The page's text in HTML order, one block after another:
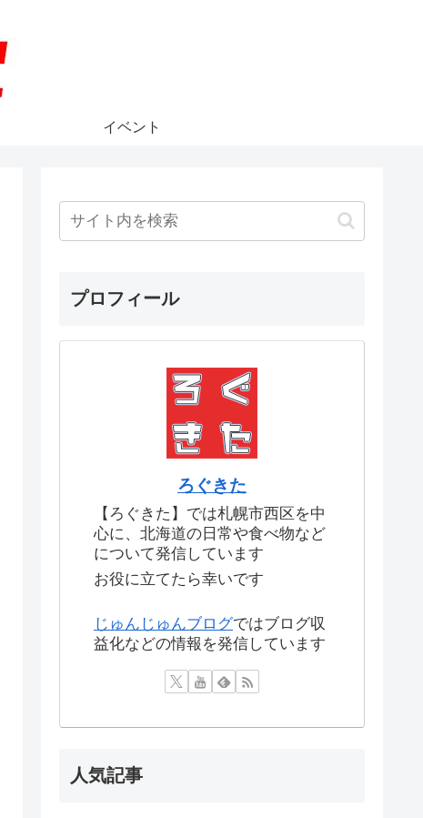
イベント
プロフィール
ろぐきた
【ろぐきた】では札幌市西区を中
心に、北海道の日常や食べ物など
について発信しています
お役に立てたら幸いです
じゅんじゅんブログではブログ収
益化などの情報を発信しています
人気記事